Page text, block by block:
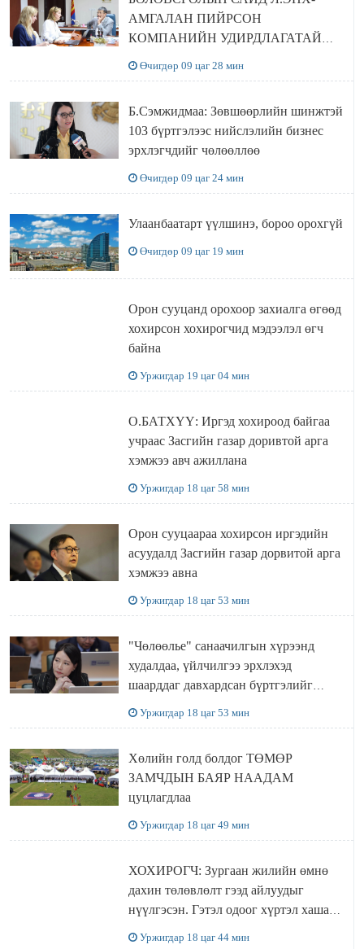
АМГАЛАН ПИЙРСОН
КОМПАНИЙН УДИРДЛАГАТАЙ
Өчигдөр 09 цаг 28 мин
Б.Сэмжидмаа: Зөвшөөрлийн шинжтэй
103 бүртгэлээс нийслэлийн бизнес
эрхлэгчдийг чөлөөллөө
Өчигдөр 09 цаг 24 мин
Улаанбаатарт үүлшинэ, бороо орохгүй
Өчигдөр 09 цаг 19 мин
Орон сууцанд орохоор захиалга өгөөд
хохирсон хохирогчид мэдээлэл өгч
байна
Уржигдар 19 цаг 04 мин
О.БАТХҮҮ: Иргэд хохироод байгаа
учраас Засгийн газар доривтой арга
хэмжээ авч ажиллана
Уржигдар 18 цаг 58 мин
Орон сууцаараа хохирсон иргэдийн
асуудалд Засгийн газар дорвитой арга
хэмжээ авна
Уржигдар 18 цаг 53 мин
"Чөлөөлье" санаачилгын хүрээнд
худалдаа, үйлчилгээ эрхлэхэд
шаарддаг давхардсан бүртгэлийг
Уржигдар 18 цаг 53 мин
Хөлийн голд болдог ТӨМӨР
ЗАМЧДЫН БАЯР НААДАМ
цуцлагдлаа
Уржигдар 18 цаг 49 мин
ХОХИРОГЧ: Зургаан жилийн өмнө
дахин төлөвлөлт гээд айлуудыг
нүүлгэсэн. Гэтэл одоог хүртэл хашаа
Уржигдар 18 цаг 44 мин